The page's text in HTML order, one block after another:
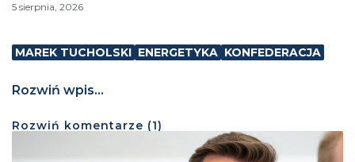
5 sierpnia, 2026
MAREK TUCHOLSKI ENERGETYKA KONFEDERACJA
Rozwiń wpis...
Rozwiń komentarze (1)